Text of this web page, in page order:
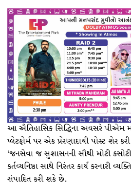
આ ઐતિહાસિક સિદ્ધિના અવસરે પીએમ
પ્લેટફોર્મ પર એક પ્રેરણાદાયી પોસ્ટ શેર
‘જનસેવા જ સુશાસનની સૌથી મોટી
કર્તવ્યનિષ્ઠા સાથે નિરંતર કાર્ય કરનારી
સંપાદિત કરી શકે છે.